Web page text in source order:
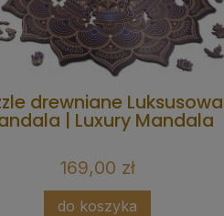
drewniane Luksusowa
| Luxury Mandala
169,00 zł
do koszyka